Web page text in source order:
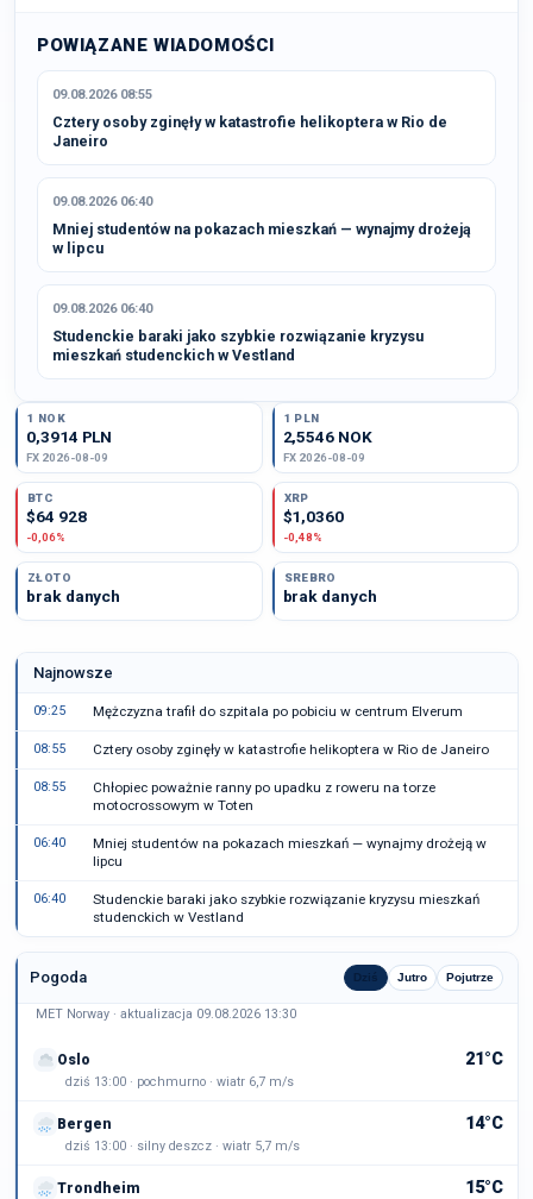
POWIĄZANE WIADOMOŚCI
09.08.2026 08:55
Cztery osoby zginęły w katastrofie helikoptera w Rio de
Janeiro
09.08.2026 06:40
Mniej studentów na pokazach mieszkań — wynajmy drożeją
w lipcu
09.08.2026 06:40
Studenckie baraki jako szybkie rozwiązanie kryzysu
mieszkań studenckich w Vestland
1 NOK
0,3914 PLN
FX 2026-08-09
1 PLN
2,5546 NOK
FX 2026-08-09
BTC
$64 928
-0,06%
XRP
$1,0360
-0,48%
ZŁOTO
brak danych
SREBRO
brak danych
Najnowsze
09:25 Mężczyzna trafił do szpitala po pobiciu w centrum Elverum
08:55 Cztery osoby zginęły w katastrofie helikoptera w Rio de Janeiro
08:55
Chłopiec poważnie ranny po upadku z roweru na torze
motocrossowym w Toten
06:40
Mniej studentów na pokazach mieszkań — wynajmy drożeją w
lipcu
06:40
Studenckie baraki jako szybkie rozwiązanie kryzysu mieszkań
studenckich w Vestland
Pogoda Dziś Jutro Pojutrze
MET Norway · aktualizacja 09.08.2026 13:30
Oslo 21°C
dziś 13:00 · pochmurno · wiatr 6,7 m/s
Bergen 14°C
dziś 13:00 · silny deszcz · wiatr 5,7 m/s
Trondheim 15°C